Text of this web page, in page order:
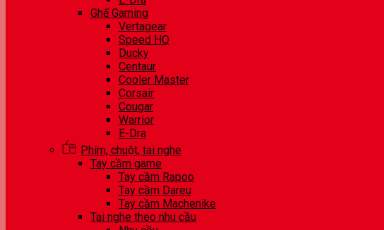
Ghế Gaming
Vertagear
Speed HQ
Ducky
Centaur
Cooler Master
Corsair
Cougar
Warrior
E-Dra
Phím, chuột, tai nghe
Tay cầm game
Tay cầm Rapoo
Tay cầm Dareu
Tay cầm Machenike
Tai nghe theo nhu cầu